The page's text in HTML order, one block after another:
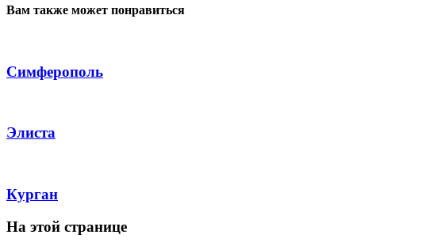
Вам также может понравиться
Симферополь
Элиста
Курган
На этой странице